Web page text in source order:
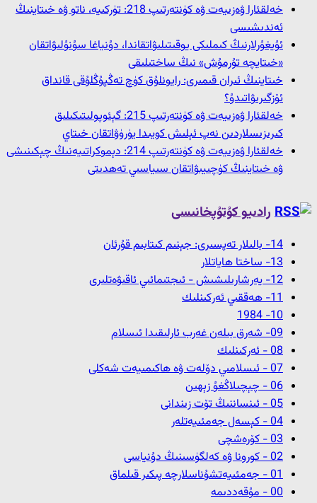
خەلقئارا ۋەزىيەت ۋە كۈنتەرتىپ 218: تۈركىيە، ناتو ۋە خىتاينىڭ
ئەندىشىسى
ئۇيغۇرلارنىڭ كىملىكى يوقىتىلىۋاتقاندا، دۇنياغا سۇنۇلىۋاتقان
«خىتايچە تۇرمۇش» نىڭ ساختىلىقى
خىتاينىڭ ئىران قىمىرى: رايونلۇق كۈچ تەڭپۇڭلۇقى قانداق
ئۆزگىرىۋاتىدۇ؟
خەلقئارا ۋەزىيەت ۋە كۈنتەرتىپ 215: گېئوپولىتىكىلىق
كىرىزىسلاردىن نەپ ئېلىش كويىدا يۈرۈۋاتقان خىتاي
خەلقئارا ۋەزىيەت ۋە كۈنتەرتىپ 214: دېموكراتىيەنىڭ چېكىنىشى
ۋە خىتاينىڭ كۈچىيىۋاتقان سىياسىي تەھدىتى
رادىيو كۇتۇپخانىسى
14- بالىلار تەپسىرى: جېنىم كىتابىم قۇرئان
13- ﺳﺎﺧﺘﺎ ﮪﺎﻳﺎﺗﻼﺭ
12- ﻳﻪﺭﺷﺎﺭﯨﻠﯩﺸﯩﺶ - ﺋﯩﺠﺘﯩﻤﺎﺋﯩﻲ ﺋﺎﻗﯩﯟﻩﺗﻠﯩﺮﻯ
11- ﮪﻪﻗﻘﯩﻲ ﺋﻪﺭﻛﯩﻨﻠﯩﻚ
10- 1984
09- شەرق بىلەن غەرب ئارلىقىدا ئىسلام
08 - ﺋﻪﺭﻛﯩﻨﻠﯩﻚ
07 - ئىسلامىي دۆلەت ۋە ھاكىمىيەت شەكلى
06 - چېچىلاڭغۇ زېھىن
05 - ئىنساننىڭ تۆت زىندانى
04 - كېسەل جەمئىيەتلەر
03 - كۆرەشچى
02 - كورونا ۋە كەلگۈسىنىڭ دۇنياسى
01 - جەمئىيەتشۇناسلارچە پىكىر قىلماق
00 - مۇقەددىمە